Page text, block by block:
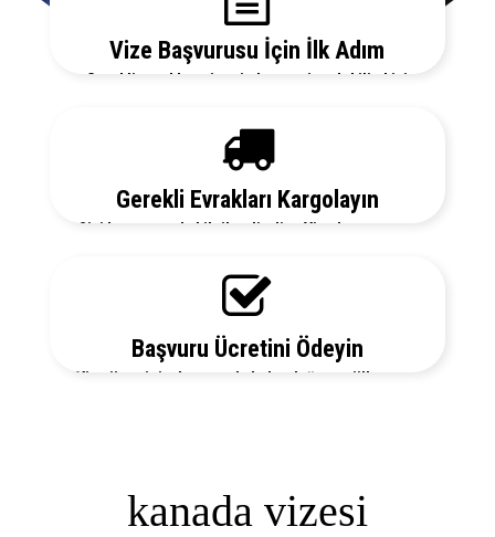
Vize Başvurusu İçin İlk Adım
Gerekli evrakları sitemizden temin edebilir, bizi
Gerekli Evrakları Kargolayın
Sizi her aşamada bilgilendirelim. Vize başvurunuz
Başvuru Ücretini Ödeyin
Vize ücretiniz, başvuruda bulunduğunuz ülkeye ve
kanada vizesi